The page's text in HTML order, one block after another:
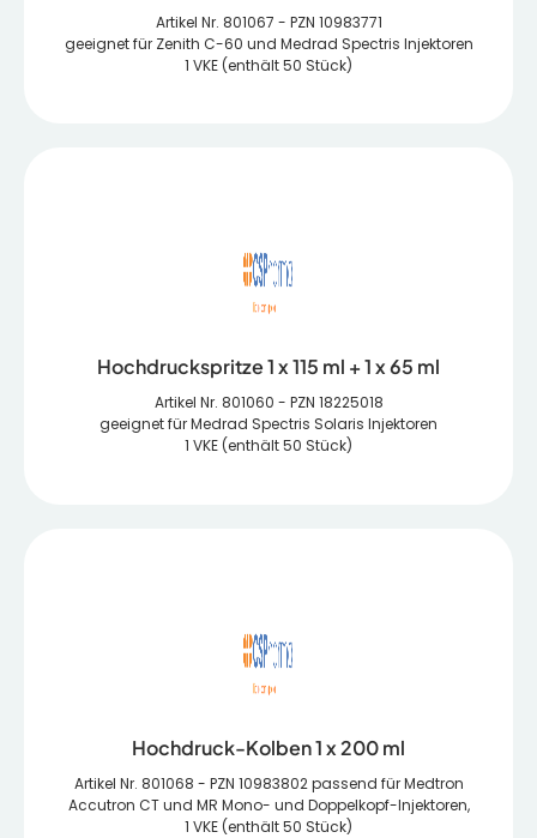
Artikel Nr. 801067 - PZN 10983771
geeignet für Zenith C-60 und Medrad Spectris Injektoren
1 VKE (enthält 50 Stück)
Hochdruckspritze 1 x 115 ml + 1 x 65 ml
Artikel Nr. 801060 - PZN 18225018
geeignet für Medrad Spectris Solaris Injektoren
1 VKE (enthält 50 Stück)
Hochdruck-Kolben 1 x 200 ml
Artikel Nr. 801068 - PZN 10983802 passend für Medtron
Accutron CT und MR Mono- und Doppelkopf-Injektoren,
1 VKE (enthält 50 Stück)